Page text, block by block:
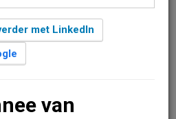
2018 om 16:32
5 minuten leestijd
lijst van hotelontwikkelingen
buiten Amsterdam, maar
met LinkedIn
van